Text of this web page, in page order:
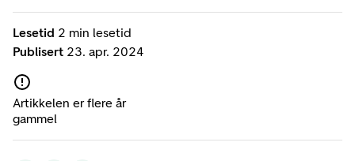
Lesetid 2 min lesetid
Publisert 23. apr. 2024
Artikkelen er flere år
gammel